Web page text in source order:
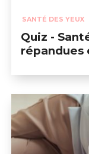
SANTÉ DES YEUX
Quiz -
répandues